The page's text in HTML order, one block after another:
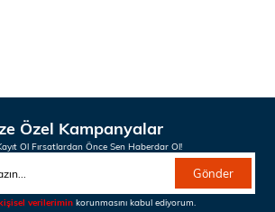
Özel Kampanyalar
Ol Fırsatlardan Önce Sen Haberdar Ol!
Gönder
verilerimin korunmasını kabul ediyorum.